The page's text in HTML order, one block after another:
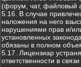
(форум, чат, файловый
5.16. В случае
наложения на него
нарушениями прав и/
установленных
обязаны в полном
5.17. Лицензиар
ответственности в